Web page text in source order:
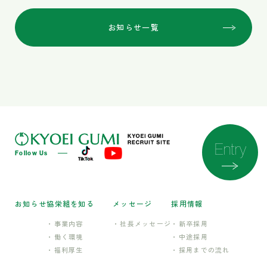
お知らせ一覧
Follow Us
お知らせ協栄組を知る
事業内容
働く環境
福利厚生
メッセージ
社長メッセージ
採用情報
新卒採用
中途採用
採用までの流れ
Entry